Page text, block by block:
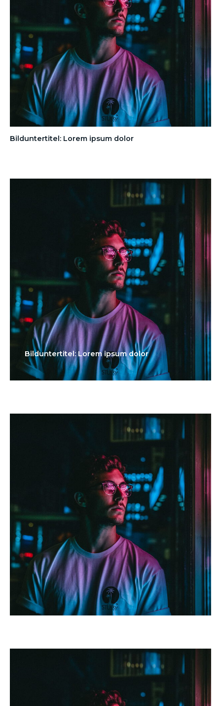
Bilduntertitel: Lorem ipsum dolor
Bilduntertitel: Lorem ipsum dolor